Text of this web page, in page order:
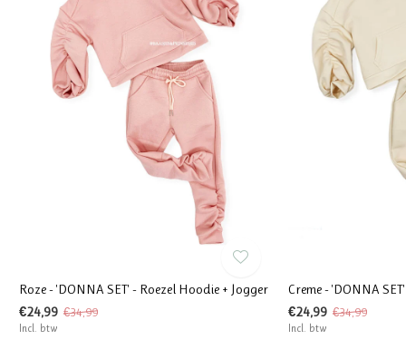
Roze - 'DONNA SET' - Roezel Hoodie + Jogger
€24,99 €34,99
Incl. btw
Creme - 'DONNA
€24,99 €34,99
Incl. btw